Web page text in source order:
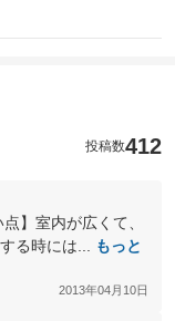
投稿数412
】室内が広くて、
る時には...
もっと
2013年04月10日